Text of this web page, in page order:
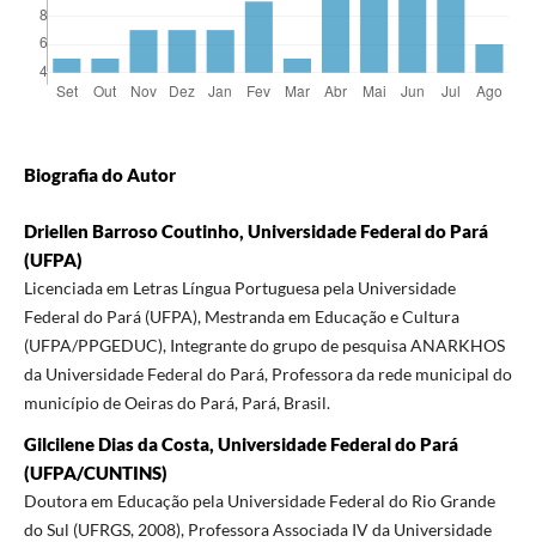
Biografia do Autor
Driellen Barroso Coutinho, Universidade Federal do Pará
(UFPA)
Licenciada em Letras Língua Portuguesa pela Universidade
Federal do Pará (UFPA), Mestranda em Educação e Cultura
(UFPA/PPGEDUC), Integrante do grupo de pesquisa ANARKHOS
da Universidade Federal do Pará, Professora da rede municipal do
município de Oeiras do Pará, Pará, Brasil.
Gilcilene Dias da Costa, Universidade Federal do Pará
(UFPA/CUNTINS)
Doutora em Educação pela Universidade Federal do Rio Grande
do Sul (UFRGS, 2008), Professora Associada IV da Universidade